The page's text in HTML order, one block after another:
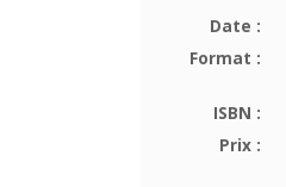
Date :
Format :
ISBN :
Prix :